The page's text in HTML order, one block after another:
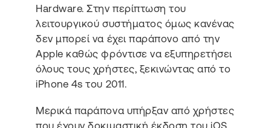
Hardware. Στην περίπτωση του
λειτουργικού συστήματος όμως κανένας
δεν μπορεί να έχει παράπονο από την
Apple καθώς φρόντισε να εξυπηρετήσει
όλους τους χρήστες, ξεκινώντας από το
iPhone 4s του 2011.
Μερικά παράπονα υπήρξαν από χρήστες
που έχουν δοκιμαστική έκδοση του iOS